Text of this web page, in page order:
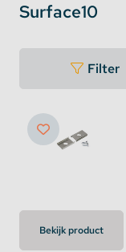
Surface10
Filter
Bekijk product